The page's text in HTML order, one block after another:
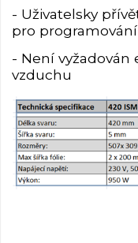
- Uživatelsky
pro
- Není
vzduchu